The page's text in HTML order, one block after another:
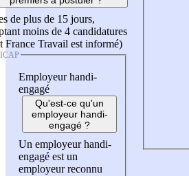
de plus de 15 jours,
moins de 4 candidatures
France Travail est informé)
Employeur handi-
engagé
Qu'est-ce qu'un
employeur handi-
engagé ?
Un employeur handi-
engagé est un
employeur reconnu